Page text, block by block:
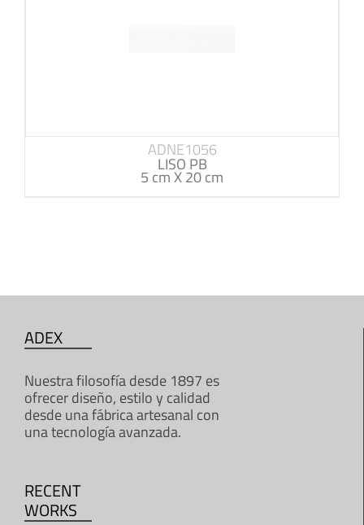
ADNE1056
LISO PB
5 cm X 20 cm
ADEX
Nuestra filosofía desde 1897 es
ofrecer diseño, estilo y calidad
desde una fábrica artesanal con
una tecnología avanzada.
RECENT
WORKS